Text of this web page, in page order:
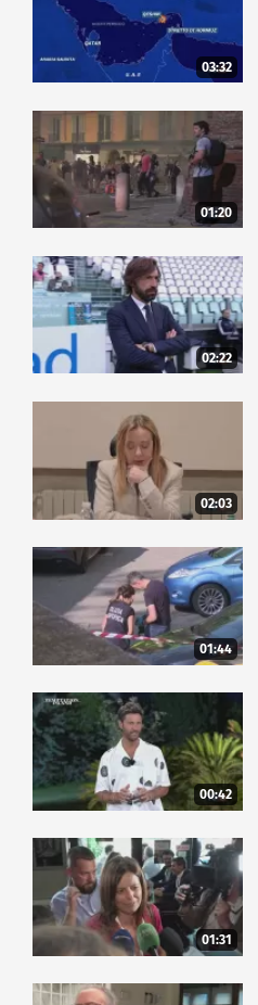
03:32
01:20
02:22
02:03
01:44
00:42
01:31